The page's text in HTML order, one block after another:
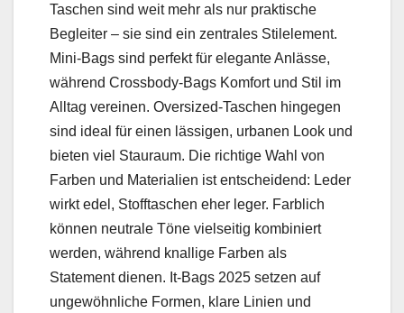
Taschen sind weit mehr als nur praktische
Begleiter – sie sind ein zentrales Stilelement.
Mini-Bags sind perfekt für elegante Anlässe,
während Crossbody-Bags Komfort und Stil im
Alltag vereinen. Oversized-Taschen hingegen
sind ideal für einen lässigen, urbanen Look und
bieten viel Stauraum. Die richtige Wahl von
Farben und Materialien ist entscheidend: Leder
wirkt edel, Stofftaschen eher leger. Farblich
können neutrale Töne vielseitig kombiniert
werden, während knallige Farben als
Statement dienen. It-Bags 2025 setzen auf
ungewöhnliche Formen, klare Linien und